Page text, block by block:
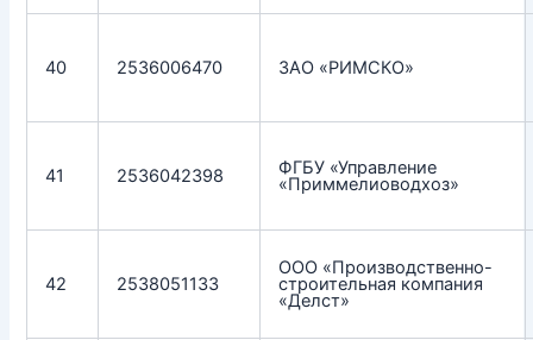
40 2536006470 ЗАО «РИМСКО»
41 2536042398 ФГБУ «Управление
«Приммелиоводхоз»
42 2538051133
ООО «Производственно-
строительная компания
«Делст»